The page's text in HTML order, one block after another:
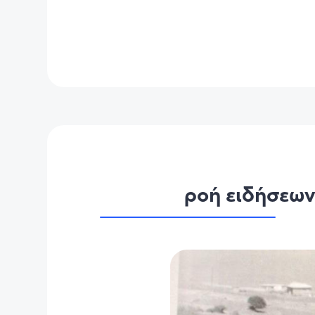
ροή ειδήσεων